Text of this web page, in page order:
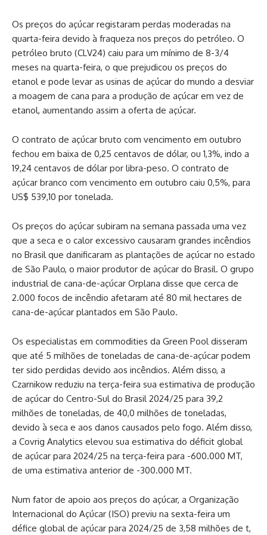
Os preços do açúcar registaram perdas moderadas na
quarta-feira devido à fraqueza nos preços do petróleo. O
petróleo bruto (CLV24) caiu para um mínimo de 8-3/4
meses na quarta-feira, o que prejudicou os preços do
etanol e pode levar as usinas de açúcar do mundo a desviar
a moagem de cana para a produção de açúcar em vez de
etanol, aumentando assim a oferta de açúcar.
O contrato de açúcar bruto com vencimento em outubro
fechou em baixa de 0,25 centavos de dólar, ou 1,3%, indo a
19,24 centavos de dólar por libra-peso. O contrato de
açúcar branco com vencimento em outubro caiu 0,5%, para
US$ 539,10 por tonelada.
Os preços do açúcar subiram na semana passada uma vez
que a seca e o calor excessivo causaram grandes incêndios
no Brasil que danificaram as plantações de açúcar no estado
de São Paulo, o maior produtor de açúcar do Brasil. O grupo
industrial de cana-de-açúcar Orplana disse que cerca de
2.000 focos de incêndio afetaram até 80 mil hectares de
cana-de-açúcar plantados em São Paulo.
Os especialistas em commodities da Green Pool disseram
que até 5 milhões de toneladas de cana-de-açúcar podem
ter sido perdidas devido aos incêndios. Além disso, a
Czarnikow reduziu na terça-feira sua estimativa de produção
de açúcar do Centro-Sul do Brasil 2024/25 para 39,2
milhões de toneladas, de 40,0 milhões de toneladas,
devido à seca e aos danos causados ​​​​pelo fogo. Além disso,
a Covrig Analytics elevou sua estimativa do déficit global
de açúcar para 2024/25 na terça-feira para -600.000 MT,
de uma estimativa anterior de -300.000 MT.
Num fator de apoio aos preços do açúcar, a Organização
Internacional do Açúcar (ISO) previu na sexta-feira um
défice global de açúcar para 2024/25 de 3,58 milhões de t,